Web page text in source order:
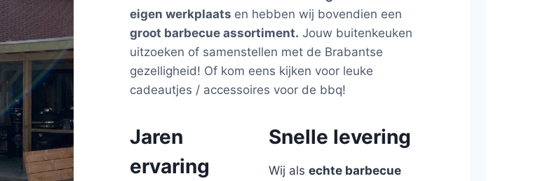
eigen werkplaats en hebben wij bovendien een
groot barbecue assortiment. Jouw buitenkeuken
uitzoeken of samenstellen met de Brabantse
gezelligheid! Of kom eens kijken voor leuke
cadeautjes / accessoires voor de bbq!
Jaren
ervaring
Snelle levering
Wij alsechte barbecue